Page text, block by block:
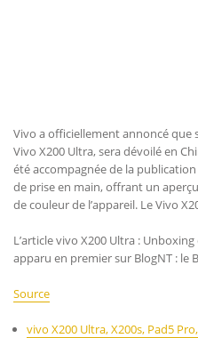
Vivo a officiellement annoncé
Vivo X200 Ultra, sera dévoilé en
été accompagnée de la publication
de prise en main, offrant un
de couleur de l’appareil. Le Vivo
L’article vivo X200 Ultra :
apparu en premier sur BlogNT : le
Source
vivo X200 Ultra, X200s, Pad5